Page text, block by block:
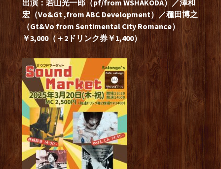
出演：若山光一郎（pf/from WSHAKODA）／澤和
宏（Vo&Gt ,from ABC Development）／種田博之
（Gt&Vo from Sentimental City Romance）
￥3,000（＋2ドリンク券￥1,400）